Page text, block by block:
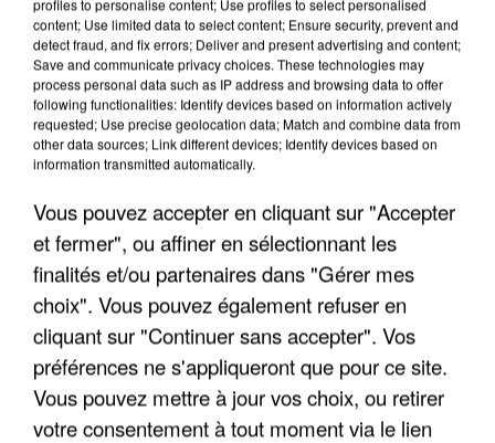
profiles to personalise content; Use profiles to select personalised
content; Use limited data to select content; Ensure security, prevent and
detect fraud, and fix errors; Deliver and present advertising and content;
Save and communicate privacy choices. These technologies may
process personal data such as IP address and browsing data to offer
following functionalities: Identify devices based on information actively
requested; Use precise geolocation data; Match and combine data from
other data sources; Link different devices; Identify devices based on
information transmitted automatically.
Vous pouvez accepter en cliquant sur "Accepter
et fermer", ou affiner en sélectionnant les
finalités et/ou partenaires dans "Gérer mes
choix". Vous pouvez également refuser en
cliquant sur "Continuer sans accepter". Vos
préférences ne s'appliqueront que pour ce site.
Vous pouvez mettre à jour vos choix, ou retirer
votre consentement à tout moment via le lien